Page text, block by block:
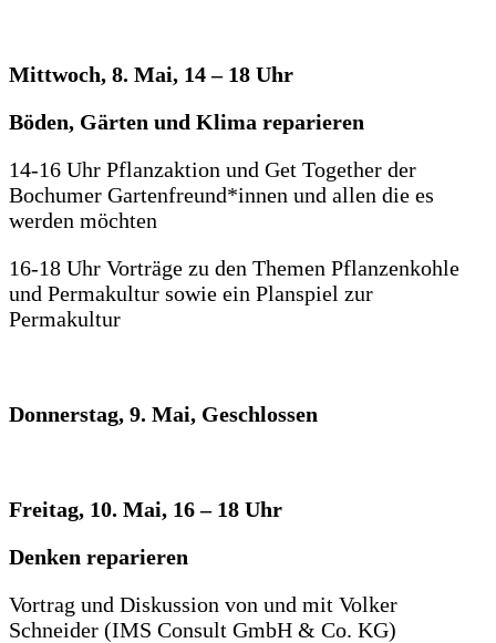
Mittwoch, 8. Mai, 14 – 18 Uhr
Böden, Gärten und Klima reparieren
14-16 Uhr Pflanzaktion und Get Together der
Bochumer Gartenfreund*innen und allen die es
werden möchten
16-18 Uhr Vorträge zu den Themen Pflanzenkohle
und Permakultur sowie ein Planspiel zur
Permakultur
Donnerstag, 9. Mai, Geschlossen
Freitag, 10. Mai, 16 – 18 Uhr
Denken reparieren
Vortrag und Diskussion von und mit Volker
Schneider (IMS Consult GmbH & Co. KG)